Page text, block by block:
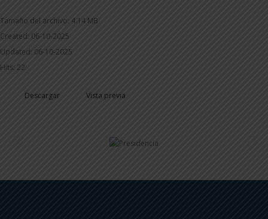
Tamaño del archivo: 4.14 MB
Created: 06-10-2025
Updated: 06-10-2025
Hits: 22
Descargar Vista previa